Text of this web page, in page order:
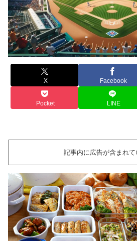
X Facebook
Pocket LINE
記事内に広告が含まれて